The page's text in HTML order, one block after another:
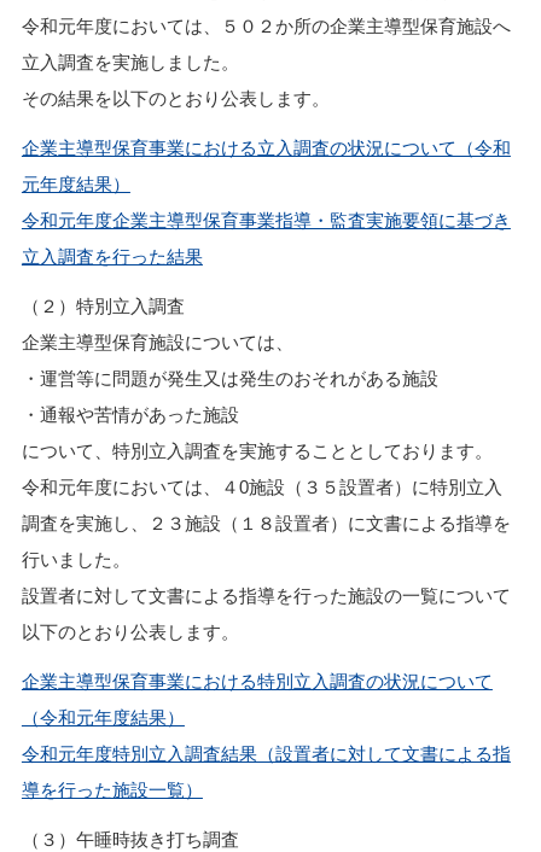
令和元年度においては、５０２か所の企業主導型保育施設へ
立入調査を実施しました。
その結果を以下のとおり公表します。
企業主導型保育事業における立入調査の状況について（令和
元年度結果）
令和元年度企業主導型保育事業指導・監査実施要領に基づき
立入調査を行った結果
（２）特別立入調査
企業主導型保育施設については、
・運営等に問題が発生又は発生のおそれがある施設
・通報や苦情があった施設
について、特別立入調査を実施することとしております。
令和元年度においては、４0施設（３５設置者）に特別立入
調査を実施し、２３施設（１８設置者）に文書による指導を
行いました。
設置者に対して文書による指導を行った施設の一覧について
以下のとおり公表します。
企業主導型保育事業における特別立入調査の状況について
（令和元年度結果）
令和元年度特別立入調査結果（設置者に対して文書による指
導を行った施設一覧）
（３）午睡時抜き打ち調査